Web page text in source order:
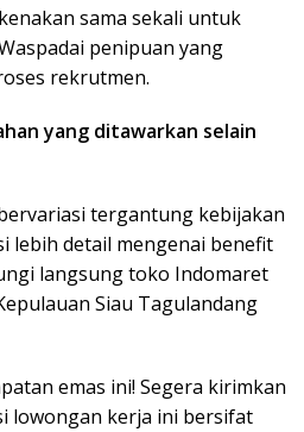
sama sekali untuk
penipuan yang
rekrutmen.
yang ditawarkan selain
tergantung kebijakan
lebih detail mengenai benefit
langsung toko Indomaret
Siau Tagulandang
emas ini! Segera kirimkan
lowongan kerja ini bersifat